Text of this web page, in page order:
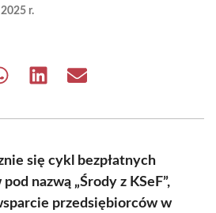
r.
Share Share
się cykl bezpłatnych
nazwą „Środy z KSeF”,
przedsiębiorców w